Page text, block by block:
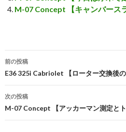
M-07 Concept 【キャンバース
投
稿
ナ
前の投稿
E36 325i Cabriolet 【ローター交換後の
次の投稿
M-07 Concept 【アッカーマン測定とト